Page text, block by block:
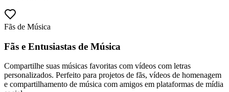
Fãs de Música
Fãs e Entusiastas de Música
Compartilhe suas músicas favoritas com vídeos com letras
personalizados. Perfeito para projetos de fãs, vídeos de homenagem
e compartilhamento de música com amigos em plataformas de mídia